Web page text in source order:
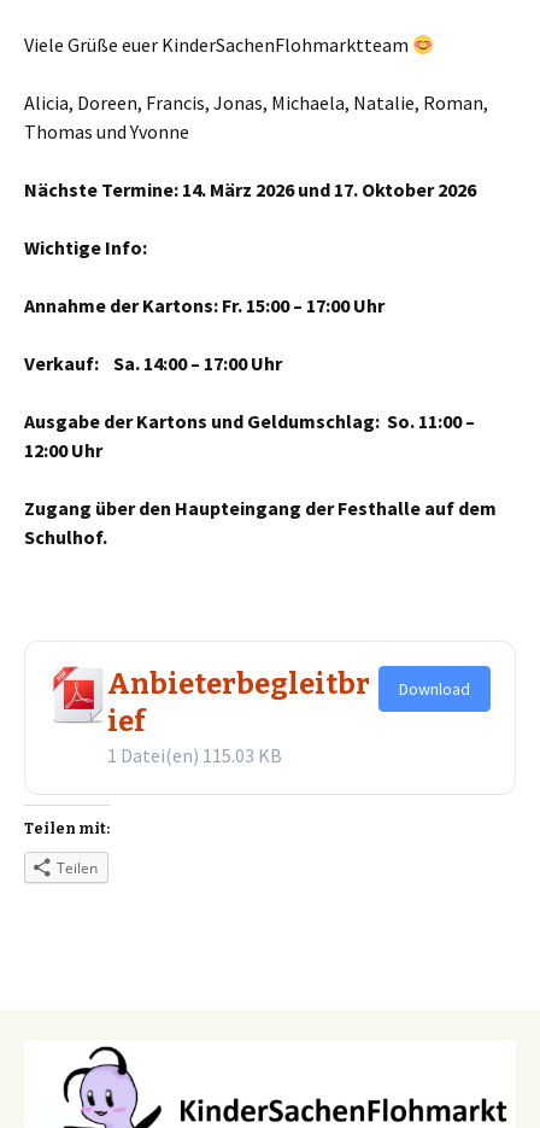
Viele Grüße euer KinderSachenFlohmarktteam
Alicia, Doreen, Francis, Jonas, Michaela, Natalie, Roman,
Thomas und Yvonne
Nächste Termine: 14. März 2026 und 17. Oktober 2026
Wichtige Info:
Annahme der Kartons: Fr. 15:00 – 17:00 Uhr
Verkauf: Sa. 14:00 – 17:00 Uhr
Ausgabe der Kartons und Geldumschlag: So. 11:00 –
12:00 Uhr
Zugang über den Haupteingang der Festhalle auf dem
Schulhof.
Anbieterbegleitbr
ief
1 Datei(en) 115.03 KB
Download
Teilen mit:
Teilen